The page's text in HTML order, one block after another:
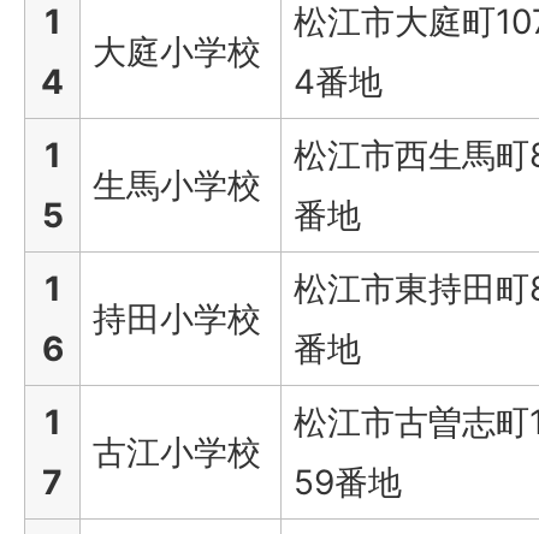
1
4
大庭小学校
松江市大庭町
4番地
1
5
生馬小学校
松江市西生馬町
番地
1
6
持田小学校
松江市東持田町
番地
1
7
古江小学校
松江市古曽志町
59番地